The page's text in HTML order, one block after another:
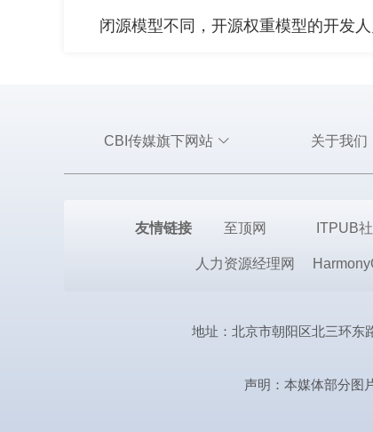
闭源模型不同，开源权重模型的开发
CBI传媒旗下网站 关于我们
友情链接 至顶网 ITPUB
人力资源经理网
地址：北京市朝阳区北三环东
声明：本媒体部分图